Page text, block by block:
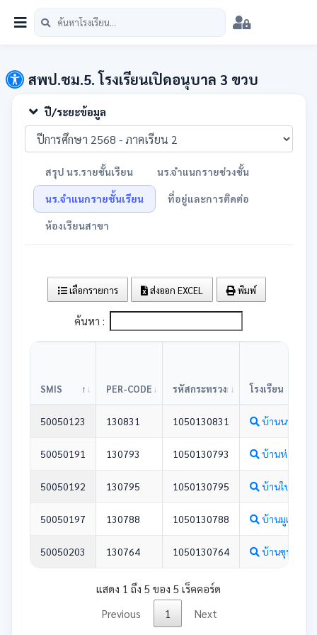
หน้าแรก นักเรียน บุคลากร วิชาการ
สพป.ชม.5. โรงเรียนเปิดอนุบาล 3 ขวบ
ปี/ระยะข้อมูล
สรุป นร.รายชั้นเรียน นร.จำแนกรายช่วงชั้น
นร.จำแนกรายชั้นเรียน ที่อยู่และการติดต่อ
ห้องเรียนสาขา
เลือกรายการ ส่งออก EXCEL พิมพ์
ค้นหา :
SMIS PER-CODE รหัสกระทรวง โรงเรียน
50050123 130831 1050130831 บ้านนาคอเรื
50050191 130793 1050130793 บ้านห่างหลว
50050192 130795 1050130795 บ้านใบหนา
50050197 130788 1050130788 บ้านมูเซอ
50050203 130764 1050130764 บ้านขุนแม่ตื่
แสดง 1 ถึง 5 ของ 5 เร็คคอร์ด
Previous
1 Next